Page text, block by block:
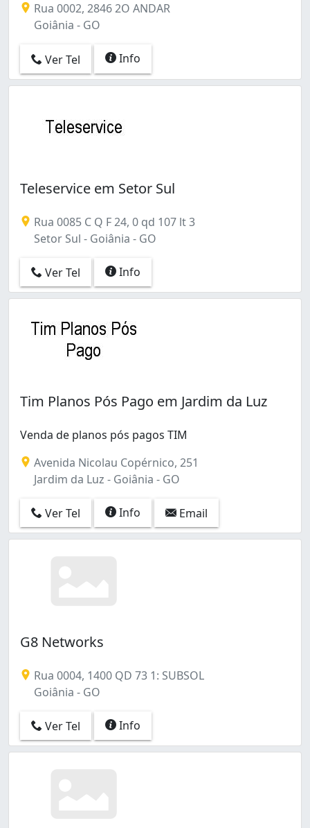
Rua 0002, 2846 2O ANDAR
Goiânia - GO
Ver Tel Info
Teleservice em Setor Sul
Rua 0085 C Q F 24, 0 qd 107 lt 3
Setor Sul - Goiânia - GO
Ver Tel Info
Tim Planos Pós Pago em Jardim da Luz
Venda de planos pós pagos TIM
Avenida Nicolau Copérnico, 251
Jardim da Luz - Goiânia - GO
Ver Tel Info Email
G8 Networks
Rua 0004, 1400 QD 73 1: SUBSOL
Goiânia - GO
Ver Tel Info